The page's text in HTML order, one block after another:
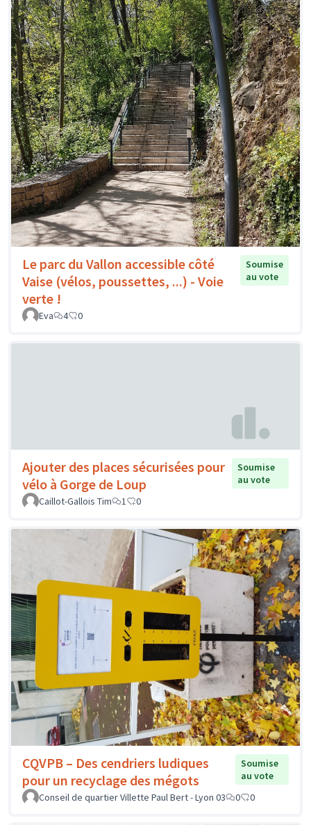
Le parc du Vallon accessible côté
Vaise (vélos, poussettes, ...) - Voie
verte !
Soumise
au vote
Eva 4 0
Ajouter des places sécurisées pour
vélo à Gorge de Loup
Soumise
au vote
Caillot-Gallois Tim
1 0
CQVPB – Des cendriers ludiques
pour un recyclage des mégots
Soumise
au vote
Conseil de quartier Villette Paul Bert - Lyon 03
0 0